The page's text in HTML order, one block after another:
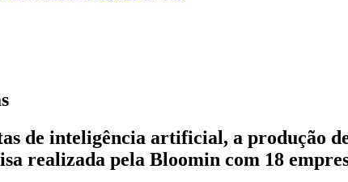
de inteligência artificial, a produção
realizada pela Bloomin com 18